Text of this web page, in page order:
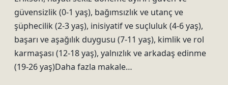
güvensizlik (0-1 yaş), bağımsızlık ve utanç ve
şüphecilik (2-3 yaş), inisiyatif ve suçluluk (4-6 yaş),
başarı ve aşağılık duygusu (7-11 yaş), kimlik ve rol
karmaşası (12-18 yaş), yalnızlık ve arkadaş edinme
(19-26 yaş)Daha fazla makale…